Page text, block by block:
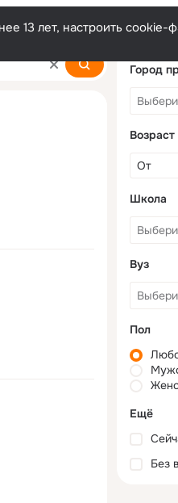
13 лет, настроить
Город
Возраст
Школа
Вуз
Пол
Ещё
Без